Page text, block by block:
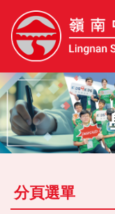
分頁選單